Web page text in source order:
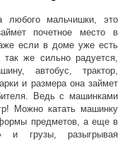
любого мальчишки, это
почетное место в
если в доме уже есть
так же сильно радуется,
автобус, трактор,
и размера она займет
Ведь с машинками
Можно катать машинку
предметов, а еще в
и грузы, разыгрывая